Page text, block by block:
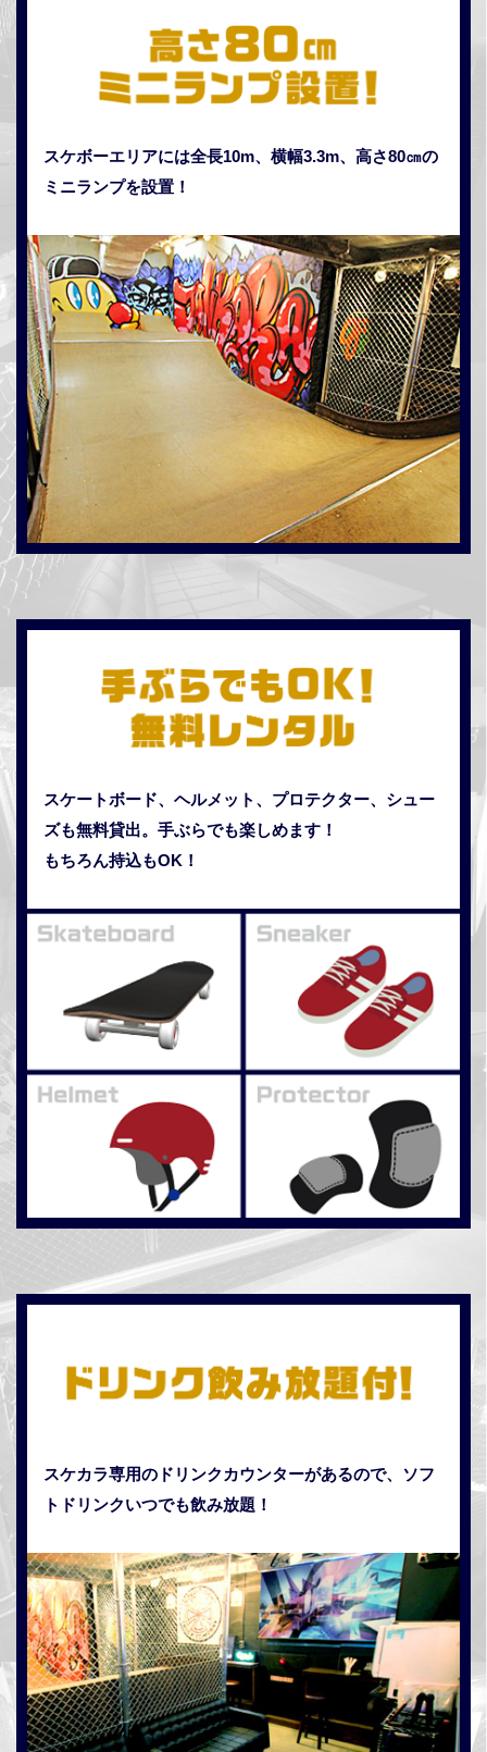
スケボーエリアには全長10m、横幅3.3m、 高さ80㎝の
ミニランプを設置！
スケートボード、ヘルメット、プロテクター、シュー
ズも無料貸出。手ぶらでも楽しめます！
もちろん持込もOK！
スケカラ専用のドリンクカウンターがあるので、ソフ
トドリンクいつでも飲み放題！